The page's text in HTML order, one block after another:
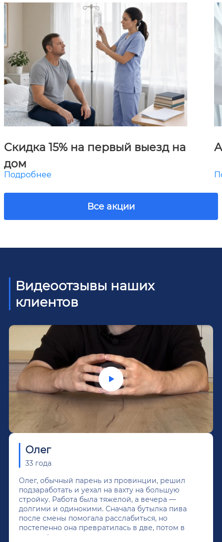
Скидка 15% на первый выезд на
дом
Подробнее
Все акции
Видеоотзывы наших
клиентов
Олег
33 года
Олег, обычный парень из провинции, решил
подзаработать и уехал на вахту на большую
стройку. Работа была тяжелой, а вечера —
долгими и одинокими. Сначала бутылка пива
после смены помогала расслабиться, но
постепенно она превратилась в две, потом в
крепкий алкоголь, и вот он уже пил почти